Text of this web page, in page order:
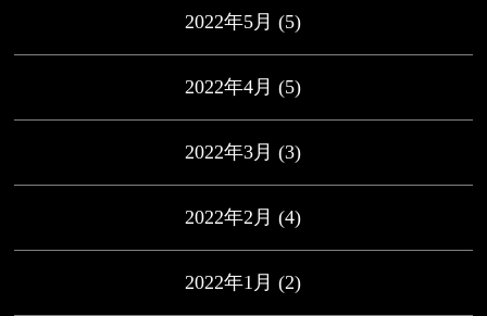
2022年5月 (5)
2022年4月 (5)
2022年3月 (3)
2022年2月 (4)
2022年1月 (2)